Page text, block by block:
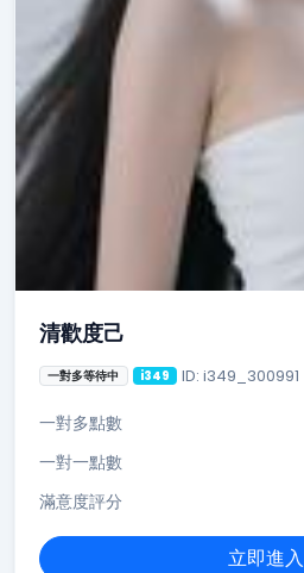
清歡度己
一對多等待中 i349 ID: i349_300991
一對多點數
一對一點數
滿意度評分
立即進入